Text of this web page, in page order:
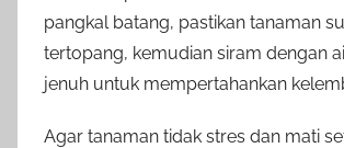
pangkal batang, pastikan tanaman
tertopang, kemudian siram dengan
jenuh untuk mempertahankan
Agar tanaman tidak stres dan mati